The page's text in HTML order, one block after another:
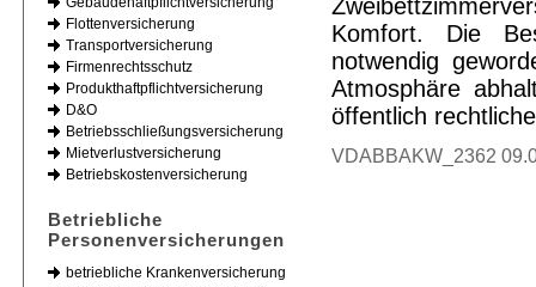
Flottenversicherung
Transportversicherung
Firmenrechtsschutz
Produkthaftpflichtversicherung
D&O
Betriebsschließungsversicherung
Mietverlustversicherung
Betriebskostenversicherung
Betriebliche
Personenversicherungen
betriebliche Krankenversicherung
Komfort. Die
notwendig
Atmosphäre
öffentlich
VDABBAKW_2362